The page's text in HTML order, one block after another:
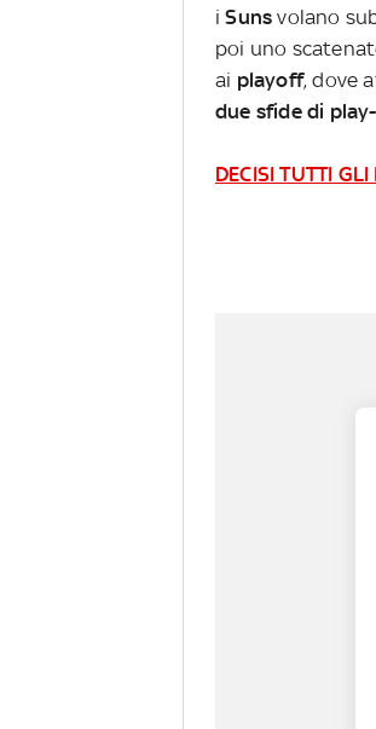
iSunsvolano
poi uno
ai playoff, dove
due sfide di
DECISI TUTTI